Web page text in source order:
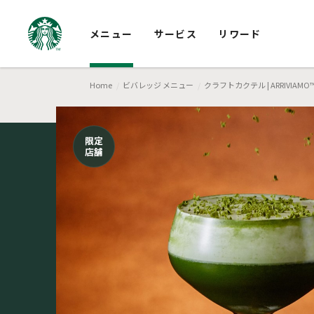
メニュー サービス リワード
Home ビバレッジ メニュー クラフトカクテル |
限定
店舗